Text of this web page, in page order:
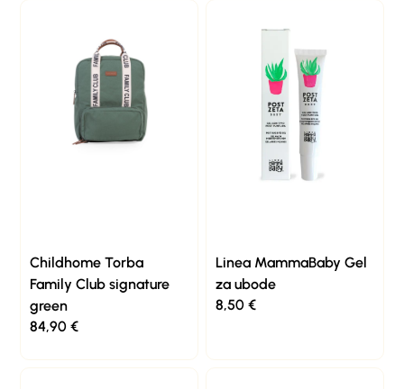
Childhome Torba
Family Club signature
green
84,90€
Linea MammaBaby Gel
za ubode
8,50 €